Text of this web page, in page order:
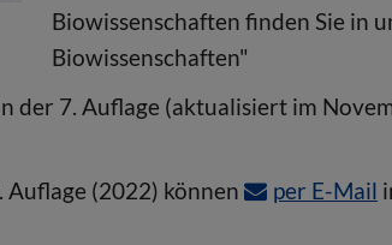
Biowissenschaften finden Sie in
Biowissenschaften"
der 7. Auflage (aktualisiert im
Auflage (2022) können
per E-Mail